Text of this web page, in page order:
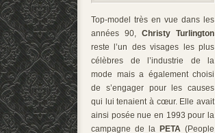
Top-model très en vue dans les
années 90, Christy Turlington
reste l’un des visages les plus
célèbres de l’industrie de la
mode mais a également choisi
de s’engager pour les causes
qui lui tenaient à cœur. Elle avait
ainsi posée nue en 1993 pour la
campagne de la PETA (People